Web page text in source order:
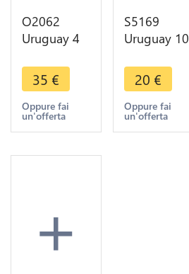
O2062
Uruguay 4
1869 A
Paris -
>Make
offer
35 €
Oppure fai
un'offerta
S5169
Uruguay 10
1877 A
Paris Argent
Silver - Faire
Offre
20 €
Oppure fai
un'offerta
+